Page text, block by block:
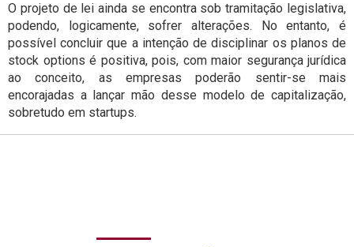
O projeto de lei ainda se encontra sob tramitação legislativa,
podendo, logicamente, sofrer alterações. No entanto, é
possível concluir que a intenção de disciplinar os planos de
stock options é positiva, pois, com maior segurança jurídica
ao conceito, as empresas poderão sentir-se mais
encorajadas a lançar mão desse modelo de capitalização,
sobretudo em startups.